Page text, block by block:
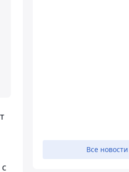
Все новости